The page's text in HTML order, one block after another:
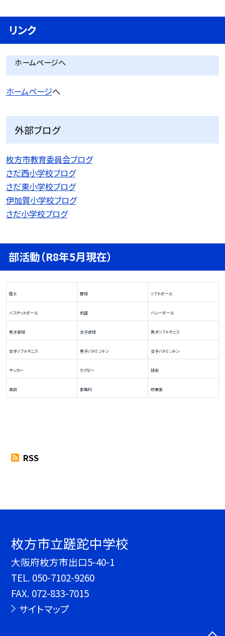
リンク
ホームページへ
ホームページへ
外部ブログ
枚方市教育委員会ブログ
さだ西小学校ブログ
さだ東小学校ブログ
伊加賀小学校ブログ
さだ小学校ブログ
部活動（R8年5月現在）
陸上 野球 ソフトボール
バスケットボール 剣道 バレーボール
男子卓球 女子卓球 男子ソフトテニス
女子ソフトテニス 男子バドミントン 女子バドミントン
サッカー ラグビー 技術
美術 家庭科 吹奏楽
RSS
枚方市立蹉跎中学校
大阪府枚方市出口5-40-1
TEL. 050-7102-9260
FAX. 072-833-7015
サイトマップ